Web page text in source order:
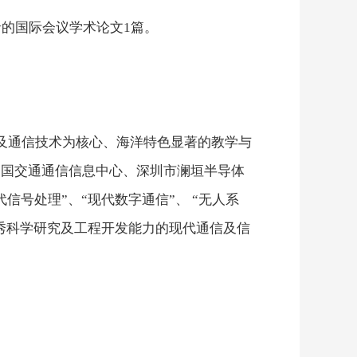
国际会议学术论文1篇。
信技术为核心、海洋特色显著的教学与
交通通信信息中心、深圳市澜垣半导体
信号处理”、 “现代数字通信”、 “无人系
学研究及工程开发能力的现代通信及信